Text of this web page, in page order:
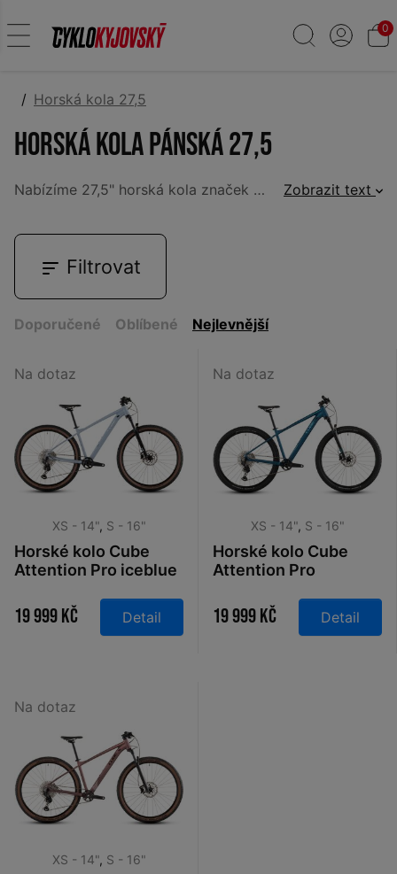
0
Horská kola 27,5
Horská kola pánská 27,5
Nabízíme 27,5" horská kola značek
CUBE,ORBEA. Kola
Zobrazit text
Filtrovat
Doporučené Oblíbené Nejlevnější
Na dotaz
XS - 14", S - 16"
Horské kolo Cube
Attention Pro iceblue
19 999 Kč Detail
Na dotaz
XS - 14", S - 16"
Horské kolo Cube
Attention Pro
27,5 2026
19 999 Kč Detail
Na dotaz
XS - 14", S - 16"